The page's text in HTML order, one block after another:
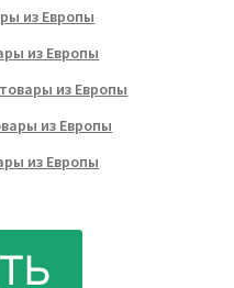
из Европы
из Европы
из Европы
из Европы
из Европы